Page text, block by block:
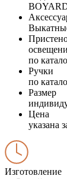
по
Ручки
по
Размер
Цена
указана
Изготовление